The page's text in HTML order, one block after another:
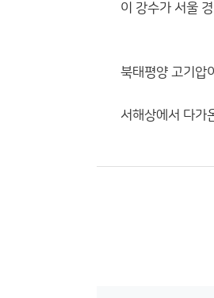
이 강수가 서울
북태평양 고기압
서해상에서 다가